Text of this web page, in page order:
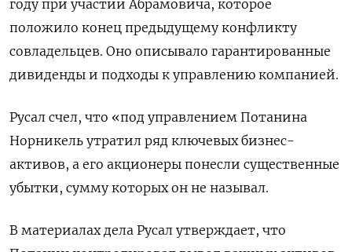
году при участии Абрамовича, которое
положило конец предыдущему конфликту
совладельцев. Оно описывало гарантированные
дивиденды и подходы к управлению компанией.
Русал счел, что «под управлением Потанина
Норникель утратил ряд ключевых бизнес-
активов, а его акционеры понесли существенные
убытки, сумму которых он не называл.
В материалах дела Русал утверждает, что